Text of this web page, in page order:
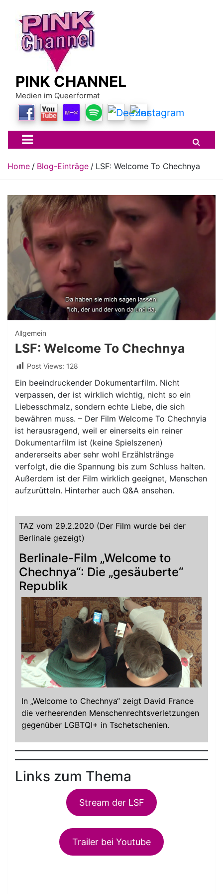
content
PINK CHANNEL
Medien im Queerformat
Home Blog-Einträge LSF: Welcome To Chechnya
Allgemein
LSF: Welcome To Chechnya
Post Views: 128
Ein beeindruckender Dokumentarfilm. Nicht
verpassen, der ist wirklich wichtig, nicht so ein
Liebesschmalz, sondern echte Liebe, die sich
bewähren muss. – Der Film Welcome To Chechnyia
ist herausragend, weil er einerseits ein reiner
Dokumentarfilm ist (keine Spielszenen)
andererseits aber sehr wohl Erzählstränge
verfolgt, die die Spannung bis zum Schluss halten.
Außerdem ist der Film wirklich geeignet, Menschen
aufzurütteln. Hinterher auch Q&A ansehen.
TAZ vom 29.2.2020 (Der Film wurde bei der
Berlinale gezeigt)
Berlinale-Film „Welcome to
Chechnya“: Die „gesäuberte“
Republik
In „Welcome to Chechnya“ zeigt David France
die verheerenden Menschenrechtsverletzungen
gegenüber LGBTQI+ in Tschetschenien.
Links zum Thema
Stream der LSF
Trailer bei Youtube